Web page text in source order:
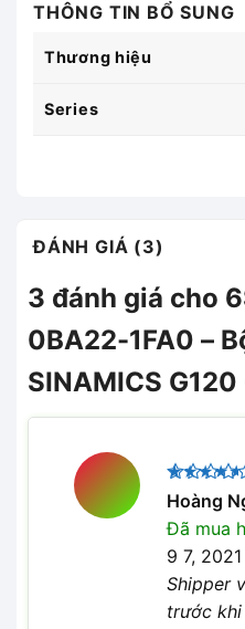
THÔNG TIN BỔ SUNG
Thương hiệu
Series
ĐÁNH GIÁ (3)
3 đánh giá cho
0BA22-1FA0 –
SINAMICS
Được
xếp hạng
45 sao
Hoàng
Đã mua
9 7, 2021
Shipper
trước khi